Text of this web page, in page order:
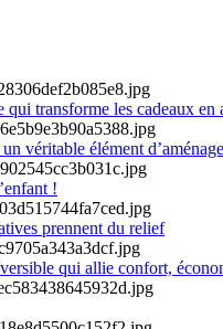
transforme les cadeaux en
véritable élément
!
prennent du relief
qui allie confort,